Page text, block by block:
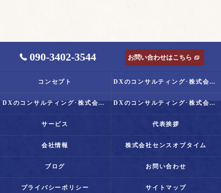
090-3402-3544 お問い合わせはこちら
コンセプト DXのコンサルティング･株式会社Senseof Timeの口コミ情報
DXのコンサルティング･株式会社Senseof Timeの評判 DXのコンサルティング･株式会社Senseof Timeのお客様の声
サービス 代表挨拶
会社情報 株式会社センスオブタイム
ブログ お問い合わせ
プライバシーポリシー サイトマップ